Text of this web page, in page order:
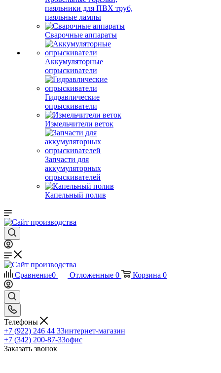
паяльники для ПВХ труб,
паяльные лампы
Сварочные аппараты
Аккумуляторные
опрыскиватели
Гидравлические
опрыскиватели
Измельчители веток
Запчасти для
аккумуляторных
опрыскивателей
Капельный полив
Сравнение0 Отложенные 0 Корзина 0
Телефоны
+7 (922) 246 44 33интернет-магазин
+7 (342) 200-87-33офис
Заказать звонок